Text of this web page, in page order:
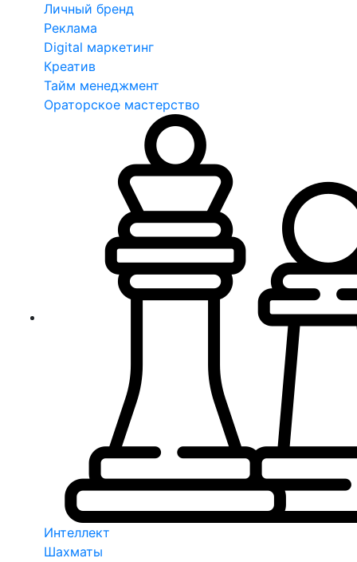
Личный бренд
Реклама
Digital маркетинг
Креатив
Тайм менеджмент
Ораторское мастерство
Интеллект
Шахматы